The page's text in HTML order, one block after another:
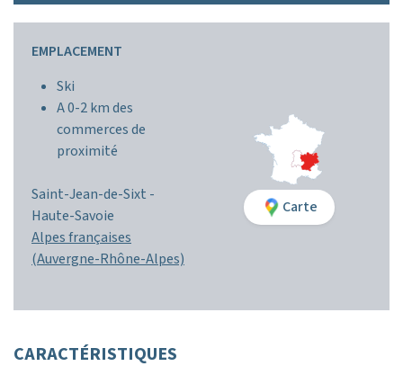
EMPLACEMENT
Ski
A 0-2 km des
commerces de
proximité
Saint-Jean-de-Sixt -
Haute-Savoie
Alpes françaises
(Auvergne-Rhône-Alpes)
Carte
CARACTÉRISTIQUES